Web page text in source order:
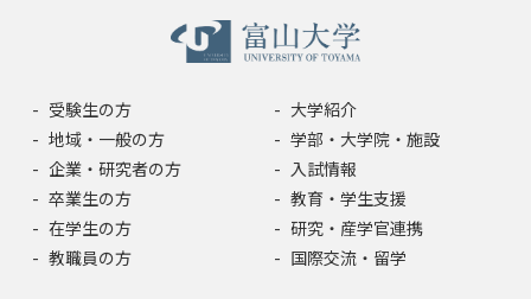
受験生の方
地域・一般の方
企業・研究者の方
卒業生の方
在学生の方
教職員の方
大学紹介
学部・大学院・施設
入試情報
教育・学生支援
研究・産学官連携
国際交流・留学